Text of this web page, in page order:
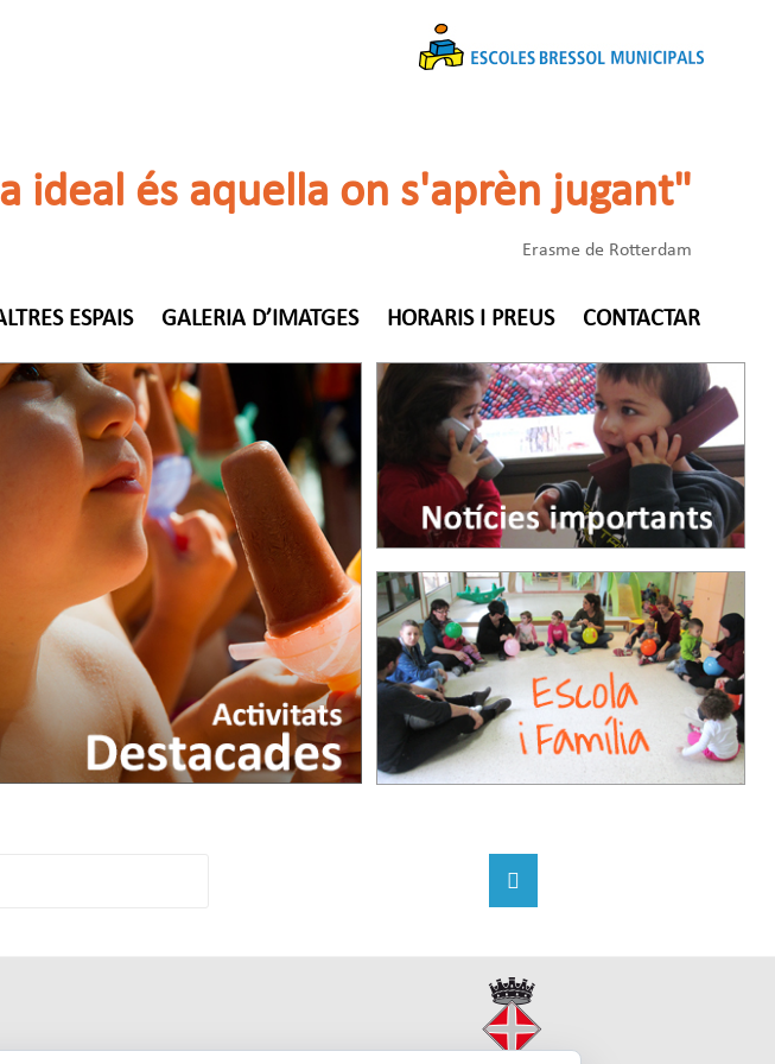
ideal és aquella on s'aprèn jugant"
Erasme de Rotterdam
ESPAIS GALERIA D’IMATGES HORARIS I PREUS CONTACTAR